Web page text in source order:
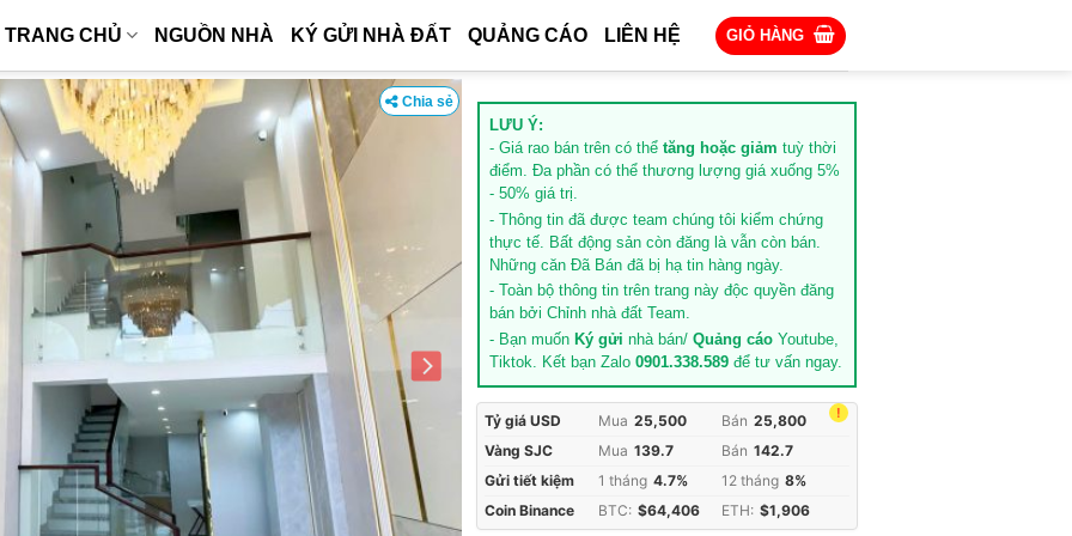
TRANG CHỦ NGUỒN NHÀ KÝ GỬI NHÀ ĐẤT QUẢNG CÁO LIÊN HỆ GIỎ HÀNG
Chia sẻ
LƯU Ý:
- Giá rao bán trên có thể tăng hoặc giảm tuỳ thời
điểm. Đa phần có thể thương lượng giá xuống 5%
- 50% giá trị.
- Thông tin đã được team chúng tôi kiểm chứng
thực tế. Bất động sản còn đăng là vẫn còn bán.
Những căn Đã Bán đã bị hạ tin hàng ngày.
- Toàn bộ thông tin trên trang này độc quyền đăng
bán bởi Chỉnh nhà đất Team.
- Bạn muốn Ký gửi nhà bán/ Quảng cáo Youtube,
Tiktok. Kết bạn Zalo 0901.338.589 để tư vấn ngay.
!
Tỷ giá USD Mua 25,500 Bán 25,800
Vàng SJC
Mua 139.7 Bán 142.7
Gửi tiết kiệm
1 tháng 4.7% 12 tháng 8%
Coin Binance
BTC: $64,406 ETH: $1,906